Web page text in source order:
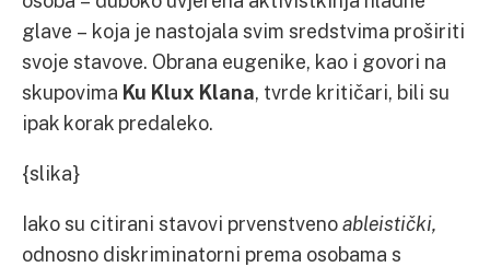
glave – koja je nastojala svim sredstvima proširiti
svoje stavove. Obrana eugenike, kao i govori na
skupovima Ku Klux Klana, tvrde kritičari, bili su
ipak korak predaleko.
{slika}
Iako su citirani stavovi prvenstvenoableistički,
odnosno diskriminatorni prema osobama s